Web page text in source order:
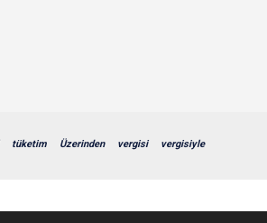
tüketim Üzerinden vergisi vergisiyle